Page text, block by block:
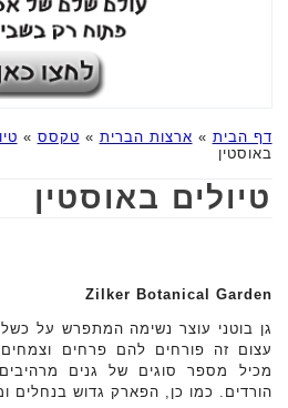
דף הבית » ארצות הברית » טקסס »
באוסטין
טיולים באוסטין
Zilker Botanical Garden
גן בוטני עוצר נשימה המתפרש על
עצום זה פורחים להם פרחים
מכיל מספר סוגים של גנים מרהיבים
הורדים. כמו כן, הפארק גדוש בנחלים